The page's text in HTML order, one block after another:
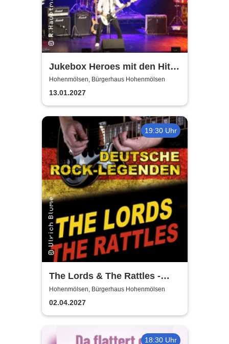
Jukebox Heroes mit den Hits
von Sweet, Slade u.v.a. - 2027
Hohenmölsen, Bürgerhaus Hohenmölsen
13.01.2027
19:30 Uhr
The Lords & The Rattles -
Deutsche Rocklegenden
Hohenmölsen, Bürgerhaus Hohenmölsen
02.04.2027
18:30 Uhr